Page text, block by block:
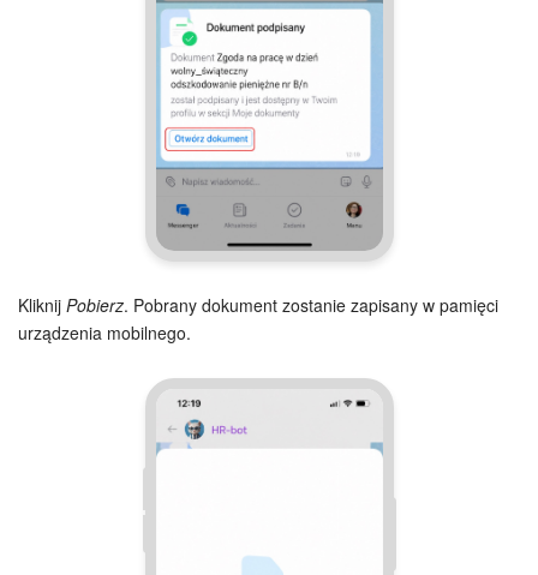
Kliknij Pobierz. Pobrany dokument zostanie zapisany w pamięci
urządzenia mobilnego.